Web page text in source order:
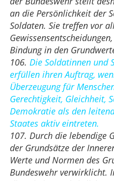
an die Persönlichkeit der
Soldaten. Sie treffen vor
Bindung in den
106. Die Soldatinnen und
erfüllen ihren Auftrag,
Überzeugung für
Gerechtigkeit, Gleichheit,
Demokratie als den
Staates aktiv eintreten.
107. Durch die lebendige
der Grundsätze der
Werte und Normen des
Bundeswehr verwirklicht.